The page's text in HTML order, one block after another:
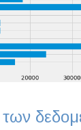
των